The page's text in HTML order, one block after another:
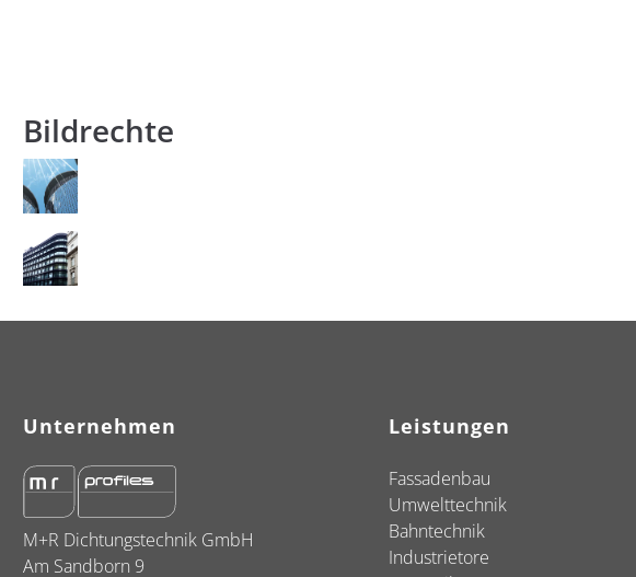
Bildrechte
Unternehmen
M+R Dichtungstechnik GmbH
Am Sandborn 9
Leistungen
Fassadenbau
Umwelttechnik
Bahntechnik
Industrietore